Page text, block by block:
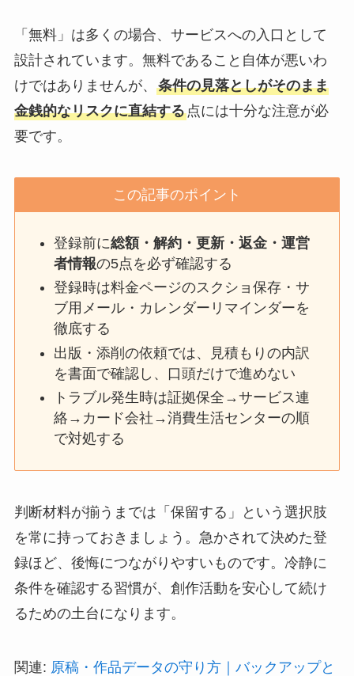
「無料」は多くの場合、サービスへの入口として
設計されています。無料であること自体が悪いわ
けではありませんが、 条件の見落としがそのまま
金銭的なリスクに直結する点には十分な注意が必
要です。
この記事のポイント
登録前に総額・解約・更新・返金・運営
者情報の5点を必ず確認する
登録時は料金ページのスクショ保存・サ
ブ用メール・カレンダーリマインダーを
徹底する
出版・添削の依頼では、見積もりの内訳
を書面で確認し、口頭だけで進めない
トラブル発生時は証拠保全→サービス連
絡→カード会社→消費生活センターの順
で対処する
判断材料が揃うまでは「保留する」という選択肢
を常に持っておきましょう。急かされて決めた登
録ほど、後悔につながりやすいものです。冷静に
条件を確認する習慣が、創作活動を安心して続け
るための土台になります。
関連: 原稿・作品データの守り方｜バックアップと